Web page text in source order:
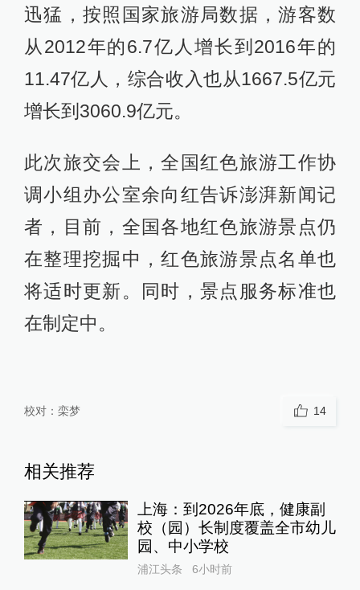
迅猛，按照国家旅游局数据，游客数
从2012年的6.7亿人增长到2016年的
11.47亿人，综合收入也从1667.5亿元
增长到3060.9亿元。
此次旅交会上，全国红色旅游工作协
调小组办公室余向红告诉澎湃新闻记
者，目前，全国各地红色旅游景点仍
在整理挖掘中，红色旅游景点名单也
将适时更新。同时，景点服务标准也
在制定中。
校对： 栾梦 14
相关推荐
上海：到2026年底，健康副
校（园）长制度覆盖全市幼儿
园、中小学校
浦江头条 6小时前